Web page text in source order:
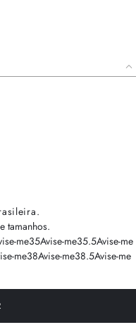
.
tamanhos.
me35Avise-me35.5Avise-me
me38Avise-me38.5Avise-me